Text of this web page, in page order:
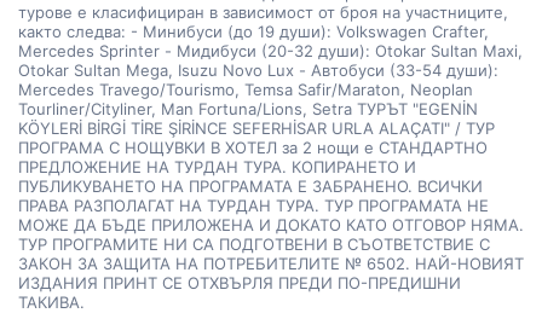
турове е класифициран в зависимост от броя на участниците,
както следва: - Минибуси (до 19 души): Volkswagen Crafter,
Mercedes Sprinter - Мидибуси (20-32 души): Otokar Sultan Maxi,
Otokar Sultan Mega, Isuzu Novo Lux - Автобуси (33-54 души):
Mercedes Travego/Tourismo, Temsa Safir/Maraton, Neoplan
Tourliner/Cityliner, Man Fortuna/Lions, Setra ТУРЪТ "EGENİN
KÖYLERİ BİRGİ TİRE ŞİRİNCE SEFERHİSAR URLA ALAÇATI" / ТУР
ПРОГРАМА С НОЩУВКИ В ХОТЕЛ за 2 нощи е СТАНДАРТНО
ПРЕДЛОЖЕНИЕ НА ТУРДАН ТУРА. КОПИРАНЕТО И
ПУБЛИКУВАНЕТО НА ПРОГРАМАТА Е ЗАБРАНЕНО. ВСИЧКИ
ПРАВА РАЗПОЛАГАТ НА ТУРДАН ТУРА. ТУР ПРОГРАМАТА НЕ
МОЖЕ ДА БЪДЕ ПРИЛОЖЕНА И ДОКАТО КАТО ОТГОВОР НЯМА.
ТУР ПРОГРАМИТЕ НИ СА ПОДГОТВЕНИ В СЪОТВЕТСТВИЕ С
ЗАКОН ЗА ЗАЩИТА НА ПОТРЕБИТЕЛИТЕ № 6502. НАЙ-НОВИЯТ
ИЗДАНИЯ ПРИНТ СЕ ОТХВЪРЛЯ ПРЕДИ ПО-ПРЕДИШНИ
ТАКИВА.